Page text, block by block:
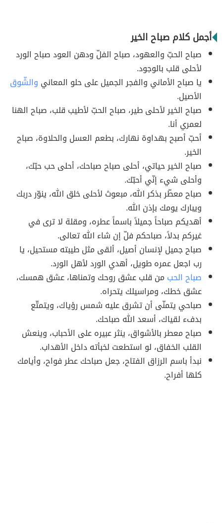
أجمل كلام صباح الخير
صباح الحبّ والعهود، صباح الفلّ ودهن العود صباح الورد
لأحلى قلب بالوجود.
يا صباح الأماني والفجر الجميل على حلو المعاني والشّوق
الأصيل.
صباح الخير لأحلى طير، صباح الحبّ لأطيب قلب، صباح الهنا
لعمري أنا.
أحبّ أصبح بهداوة نهارك، بطعم العسل والحلاوة، صباح
الخير.
صباح الخير حياتي، أحلى صباح صباحك، أحلى حب حبّك،
وأحلى شيء إنّي أحبّك.
صباح معطّر بذكر الله، مبعوث لأحلى خلق الله، ينوّر دربك
ويبارك يومك بإذن الله.
أهديكم صباحاً جميلاً باسماً عطره، ومقلة لا ترى في
غيركم بدلاً، صباحكم فلّ إن شاء الله تعالى.
صباح جميل لإنسان أصيل، ألقى مثل طيبته مستحيل، يا
رب اجعل عمره طويل، أهدي الورد لأهل الورد.
صباح الحب من قلب عشق روحك وتمناها، عشق همسك،
عشق خطك، ومراسيلك يتحراه.
صباحي يتمنّى أن تشرق عليه شمس رؤياك، ويتمتّع
بدفء لقياك، أسعد الله صباحك.
صباح معطر بالأشواق، ينثر عبيره على الأحباب، وينعش
القلب الخفاق، لو استطعت لخبأته داخل الأهداب.
نبدأ باسم الرزاق الفتاح، جعل صباحك عطر فواح، وأيامك
كلها أفراح.